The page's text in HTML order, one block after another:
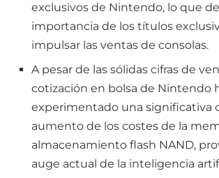
exclusivos de Nintendo, lo que
importancia de los títulos
impulsar las ventas de consolas.
A pesar de las sólidas cifras de
cotización en bolsa de Nintendo
experimentado una significativa
aumento de los costes de la
almacenamiento flash NAND,
auge actual de la inteligencia